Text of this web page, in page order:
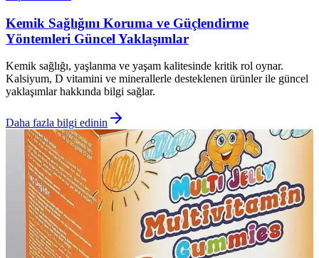
Kemik Sağlığını Koruma ve Güçlendirme
Yöntemleri Güncel Yaklaşımlar
Kemik sağlığı, yaşlanma ve yaşam kalitesinde kritik rol oynar.
Kalsiyum, D vitamini ve minerallerle desteklenen ürünler ile güncel
yaklaşımlar hakkında bilgi sağlar.
Daha fazla bilgi edinin